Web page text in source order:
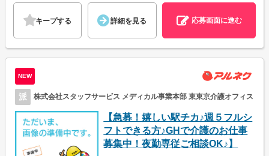
キープする 詳細を見る 応募画面に進む
NEW
派 株式会社スタッフサービス メディカル事業本部 東東京介護オフィス
【急募！嬉しい駅チカ♪週５フルシ
フトできる方♪GHで介護のお仕事
募集中！夜勤専従ご相談OK♪】